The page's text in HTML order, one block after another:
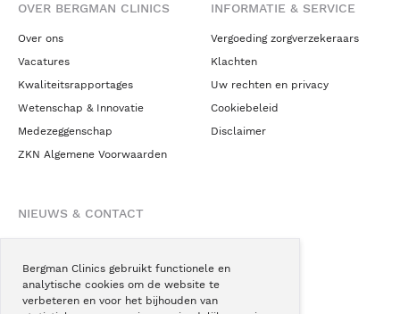
Bergman Clinics gebruikt functionele en
analytische cookies om de website te
verbeteren en voor het bijhouden van
OVER BERGMAN CLINICS
Over ons
Vacatures
Kwaliteitsrapportages
Wetenschap & Innovatie
Medezeggenschap
ZKN Algemene Voorwaarden
INFORMATIE & SERVICE
Vergoeding zorgverzekeraars
Klachten
Uw rechten en privacy
Cookiebeleid
Disclaimer
NIEUWS & CONTACT
Blogs
Podcast